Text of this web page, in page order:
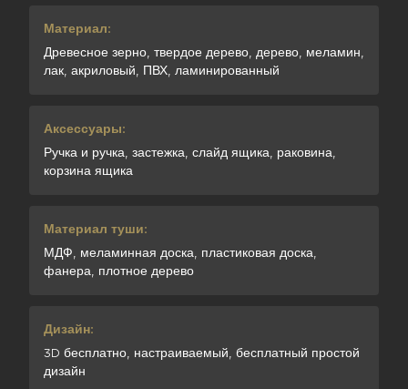
Материал:
Древесное зерно, твердое дерево, дерево, меламин,
лак, акриловый, ПВХ, ламинированный
Аксессуары:
Ручка и ручка, застежка, слайд ящика, раковина,
корзина ящика
Материал туши:
МДФ, меламинная доска, пластиковая доска,
фанера, плотное дерево
Дизайн:
3D бесплатно, настраиваемый, бесплатный простой
дизайн